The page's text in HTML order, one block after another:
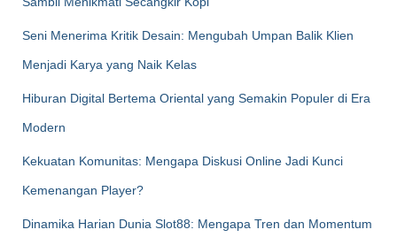
Seni Menerima Kritik Desain: Mengubah Umpan Balik Klien
Menjadi Karya yang Naik Kelas
Hiburan Digital Bertema Oriental yang Semakin Populer di Era
Modern
Kekuatan Komunitas: Mengapa Diskusi Online Jadi Kunci
Kemenangan Player?
Dinamika Harian Dunia Slot88: Mengapa Tren dan Momentum